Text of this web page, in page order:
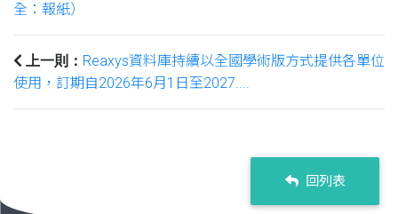
全：報紙）
上一則： Reaxys資料庫持續以全國學術版方式提供各單位
使用，訂期自2026年6月1日至2027....
回列表